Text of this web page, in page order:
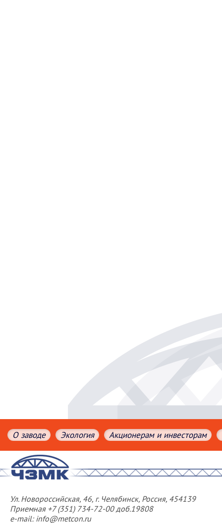
О заводе Экология Акционерам и инвесторам
Ул. Новороссийская, 46, г. Челябинск, Россия, 454139
Приемная +7 (351) 734-72-00 доб.19808
e-mail: info@metcon.ru